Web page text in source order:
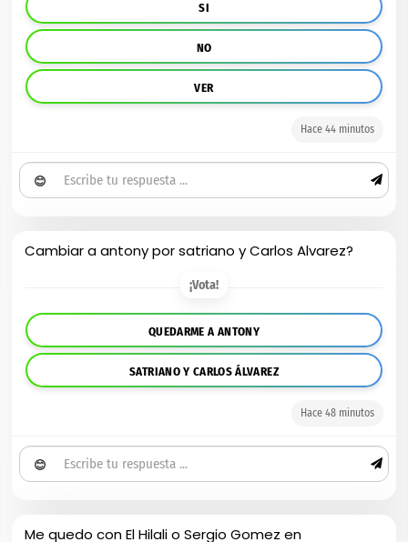
SI
NO
VER
Hace 44 minutos
😊
Cambiar a antony por satriano y Carlos Alvarez?
¡Vota!
QUEDARME A ANTONY
SATRIANO Y CARLOS ÁLVAREZ
Hace 48 minutos
😊
Me quedo con El Hilali o Sergio Gomez en